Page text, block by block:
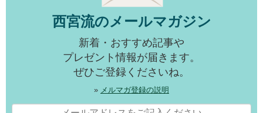
西宮流のメールマガジン
新着・おすすめ記事や
プレゼント情報が届きます。
ぜひご登録くださいね。
» メルマガ登録の説明